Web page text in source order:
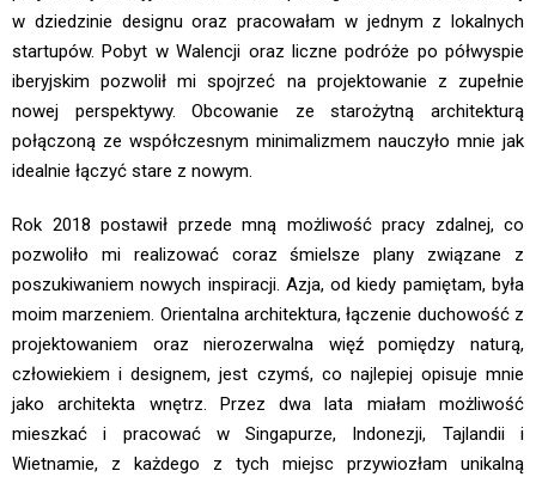
w dziedzinie designu oraz pracowałam w jednym z lokalnych
startupów. Pobyt w Walencji oraz liczne podróże po półwyspie
iberyjskim pozwolił mi spojrzeć na projektowanie z zupełnie
nowej perspektywy. Obcowanie ze starożytną architekturą
połączoną ze współczesnym minimalizmem nauczyło mnie jak
idealnie łączyć stare z nowym.
Rok 2018 postawił przede mną możliwość pracy zdalnej, co
pozwoliło mi realizować coraz śmielsze plany związane z
poszukiwaniem nowych inspiracji. Azja, od kiedy pamiętam, była
moim marzeniem. Orientalna architektura, łączenie duchowość z
projektowaniem oraz nierozerwalna więź pomiędzy naturą,
człowiekiem i designem, jest czymś, co najlepiej opisuje mnie
jako architekta wnętrz. Przez dwa lata miałam możliwość
mieszkać i pracować w Singapurze, Indonezji, Tajlandii i
Wietnamie, z każdego z tych miejsc przywiozłam unikalną